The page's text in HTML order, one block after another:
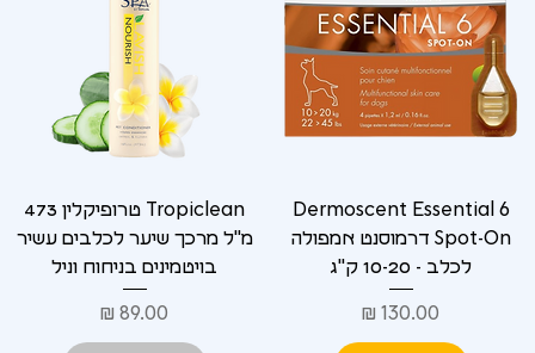
Dermoscent Essential 6
Spot-On דרמוסנט אמפולה
לכלב - 10-20 ק"ג
מחיר
Tropiclean טרופיקלין 473
מ"ל מרכך שיער לכלבים עשיר
בויטמינים בניחוח וניל
מחיר